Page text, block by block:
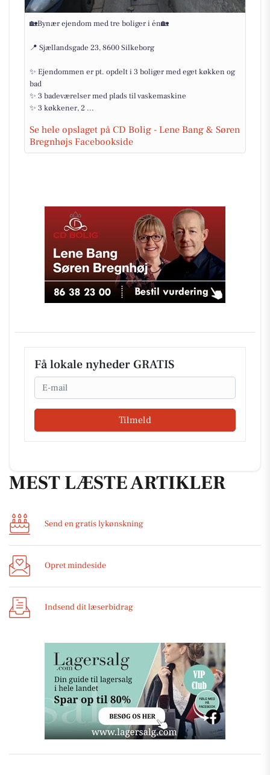
🏡Bynær ejendom med tre boliger i én🏡
📍 Sjællandsgade 23, 8600 Silkeborg
✨ Ejendommen er pt. opdelt i 3 boliger med eget køkken og
bad
✨ 3 badeværelser med plads til vaskemaskine
✨ 3 køkkener, 2 ...
Se hele opslaget på CD Bolig - Lene Bang & Søren
Bregnhøjs Facebookside
Få lokale nyheder GRATIS
Email
Tilmeld
MEST LÆSTE ARTIKLER
Send en gratis lykønskning
Opret mindeside
Indsend dit læserbidrag